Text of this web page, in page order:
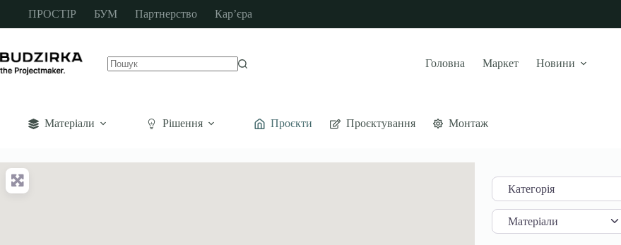
ПРОСТІР БУМ Партнерство Кар’єра
Головна Маркет Новини
Матеріали Рішення Проєкти Проєктування Монтаж
Категорія